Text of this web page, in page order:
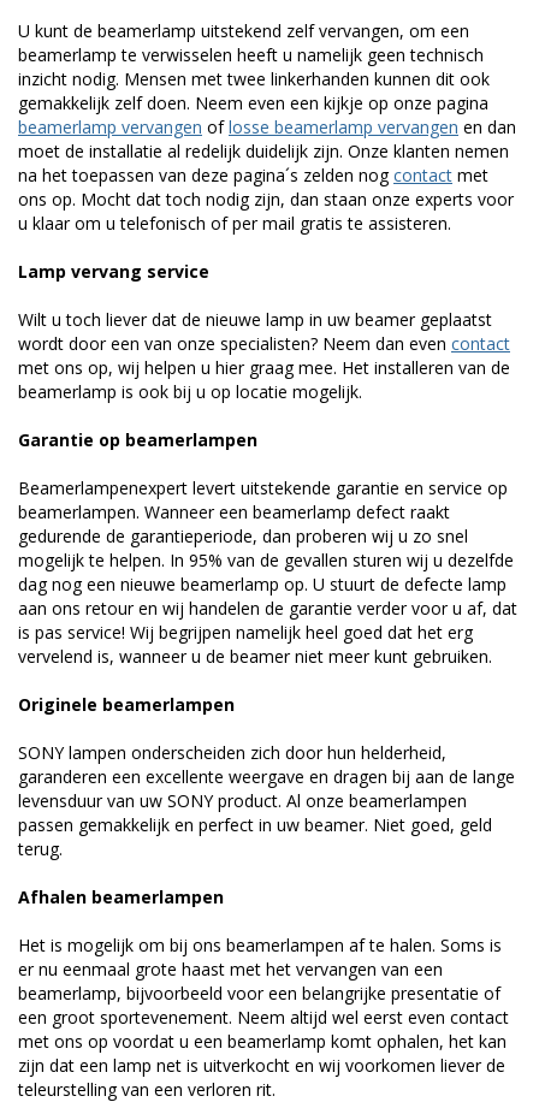
U kunt de beamerlamp uitstekend zelf vervangen, om een
beamerlamp te verwisselen heeft u namelijk geen technisch
inzicht nodig. Mensen met twee linkerhanden kunnen dit ook
gemakkelijk zelf doen. Neem even een kijkje op onze pagina
beamerlamp vervangen oflosse beamerlamp vervangen en dan
moet de installatie al redelijk duidelijk zijn. Onze klanten nemen
na het toepassen van deze pagina´s zelden nogcontact met
ons op. Mocht dat toch nodig zijn, dan staan onze experts voor
u klaar om u telefonisch of per mail gratis te assisteren.
Lamp vervang service
Wilt u toch liever dat de nieuwe lamp in uw beamer geplaatst
wordt door een van onze specialisten? Neem dan even contact
met ons op, wij helpen u hier graag mee. Het installeren van de
beamerlamp is ook bij u op locatie mogelijk.
Garantie op beamerlampen
Beamerlampenexpert levert uitstekende garantie en service op
beamerlampen. Wanneer een beamerlamp defect raakt
gedurende de garantieperiode, dan proberen wij u zo snel
mogelijk te helpen. In 95% van de gevallen sturen wij u dezelfde
dag nog een nieuwe beamerlamp op. U stuurt de defecte lamp
aan ons retour en wij handelen de garantie verder voor u af, dat
is pas service! Wij begrijpen namelijk heel goed dat het erg
vervelend is, wanneer u de beamer niet meer kunt gebruiken.
Originele beamerlampen
SONY lampen onderscheiden zich door hun helderheid,
garanderen een excellente weergave en dragen bij aan de lange
levensduur van uw SONY product. Al onze beamerlampen
passen gemakkelijk en perfect in uw beamer. Niet goed, geld
terug.
Afhalen beamerlampen
Het is mogelijk om bij ons beamerlampen af te halen. Soms is
er nu eenmaal grote haast met het vervangen van een
beamerlamp, bijvoorbeeld voor een belangrijke presentatie of
een groot sportevenement. Neem altijd wel eerst even contact
met ons op voordat u een beamerlamp komt ophalen, het kan
zijn dat een lamp net is uitverkocht en wij voorkomen liever de
teleurstelling van een verloren rit.